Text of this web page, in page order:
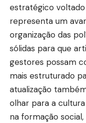
estratégico voltado
representa um
organização das
sólidas para que
gestores possam
mais estruturado
atualização
olhar para a
na formação